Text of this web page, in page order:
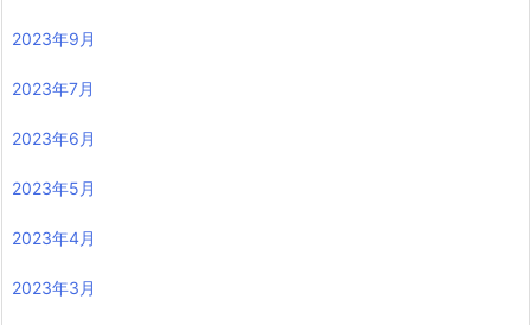
2023年9月
2023年7月
2023年6月
2023年5月
2023年4月
2023年3月